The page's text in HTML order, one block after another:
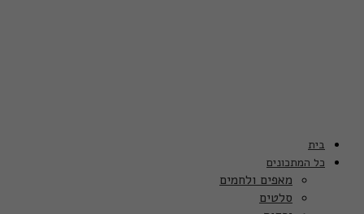
בית
כל המתכונים
מאפים ולחמים
סלטים